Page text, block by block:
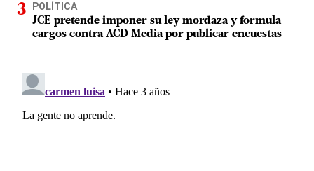
POLÍTICA
JCE pretende imponer su ley mordaza y formula
cargos contra ACD Media por publicar encuestas